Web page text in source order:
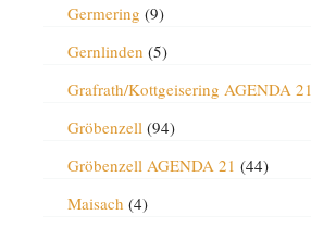
Germering (9)
Gernlinden (5)
Grafrath/Kottgeisering AGENDA 21
Gröbenzell (94)
Gröbenzell AGENDA 21 (44)
Maisach (4)